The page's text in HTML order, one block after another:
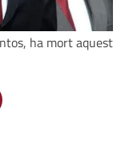
ha mort aquest